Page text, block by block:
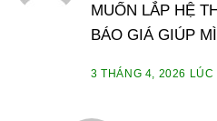
MUỐN LẮP HỆ
BÁO GIÁ GIÚP
3 THÁNG 4, 2026 LÚC